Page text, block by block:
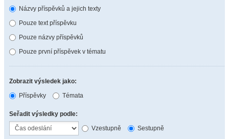
Názvy příspěvků a jejich texty
Pouze text příspěvku
Pouze názvy příspěvků
Pouze první příspěvek v tématu
Zobrazit výsledek jako:
Příspěvky
Témata
Seřadit výsledky podle:
Vzestupně
Sestupně